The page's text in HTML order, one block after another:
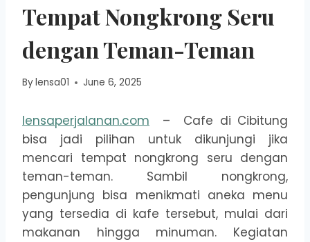
Tempat Nongkrong Seru
dengan Teman-Teman
Bylensa01 June 6, 2025
lensaperjalanan.com – Cafe di Cibitung
bisa jadi pilihan untuk dikunjungi jika
mencari tempat nongkrong seru dengan
teman-teman. Sambil nongkrong,
pengunjung bisa menikmati aneka menu
yang tersedia di kafe tersebut, mulai dari
makanan hingga minuman. Kegiatan